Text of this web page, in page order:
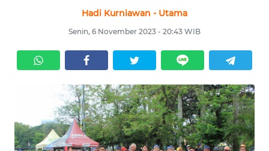
Hadi Kurniawan - Utama
Senin, 6 November 2023 - 20:43 WIB
SERBA-
SERBI
Informasi